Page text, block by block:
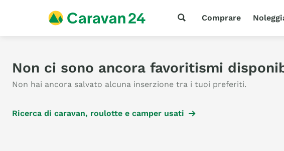
Comprare
Non ci sono ancora favoritismi
Non hai ancora salvato alcuna inserzione tra i tuoi preferiti.
Ricerca di caravan, roulotte e camper usati